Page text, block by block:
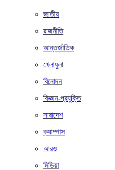
জাতীয়
রাজনীতি
আন্তর্জাতিক
খেলাধুলা
বিনোদন
বিজ্ঞান-প্রযুক্তি
সারাদেশ
ক্যাম্পাস
আরও
মিডিয়া